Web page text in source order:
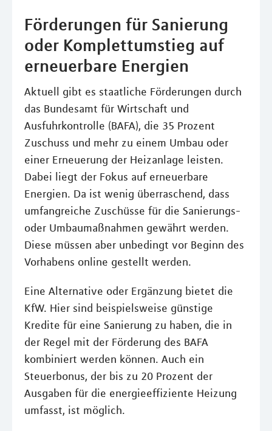
Förderungen für Sanierung
oder Komplettumstieg auf
erneuerbare Energien
Aktuell gibt es staatliche Förderungen durch
das Bundesamt für Wirtschaft und
Ausfuhrkontrolle (BAFA), die 35 Prozent
Zuschuss und mehr zu einem Umbau oder
einer Erneuerung der Heizanlage leisten.
Dabei liegt der Fokus auf erneuerbare
Energien. Da ist wenig überraschend, dass
umfangreiche Zuschüsse für die Sanierungs-
oder Umbaumaßnahmen gewährt werden.
Diese müssen aber unbedingt vor Beginn des
Vorhabens online gestellt werden.
Eine Alternative oder Ergänzung bietet die
KfW. Hier sind beispielsweise günstige
Kredite für eine Sanierung zu haben, die in
der Regel mit der Förderung des BAFA
kombiniert werden können. Auch ein
Steuerbonus, der bis zu 20 Prozent der
Ausgaben für die energieeffiziente Heizung
umfasst, ist möglich.